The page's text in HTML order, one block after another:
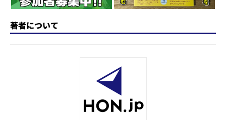
著者について